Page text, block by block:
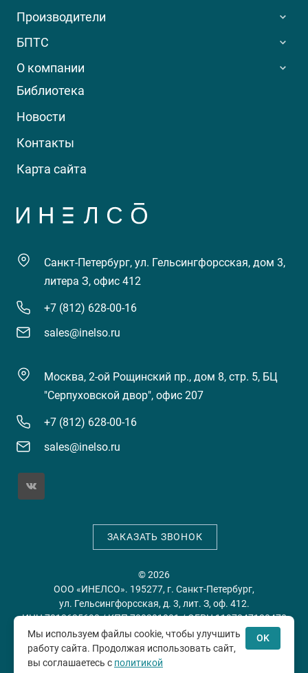
Производители
БПТС
О компании
Библиотека
Новости
Контакты
Карта сайта
Санкт-Петербург, ул. Гельсингфорсская, дом 3,
литера З, офис 412
+7 (812) 628-00-16
sales@inelso.ru
Москва, 2-ой Рощинский пр., дом 8, стр. 5, БЦ
"Серпуховской двор", офис 207
+7 (812) 628-00-16
sales@inelso.ru
ЗАКАЗАТЬ ЗВОНОК
© 2026
ООО «ИНЕЛСО». 195277, г. Санкт-Петербург,
ул. Гельсингфорсская, д. 3, лит. З, оф. 412.
ИНН 7813635698 / КПП 780201001 / ОГРН 1197847128478
Политика конфиденциальности
Мы используем файлы cookie, чтобы улучшить
работу сайта. Продолжая использовать сайт,
вы соглашаетесь с политикой
OK